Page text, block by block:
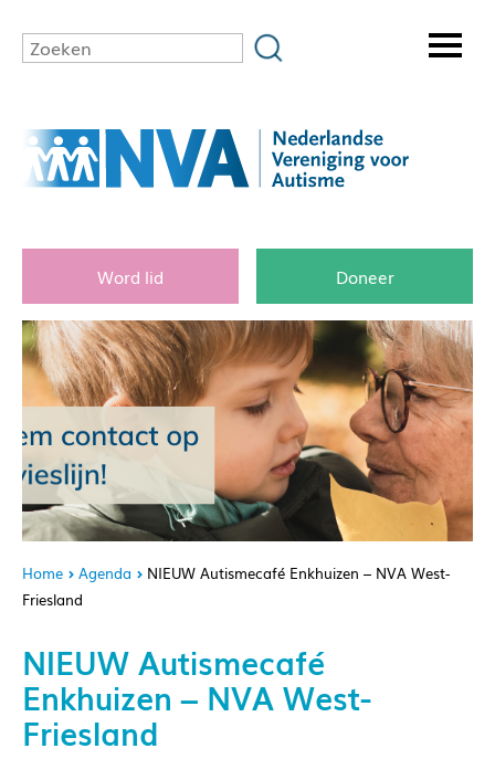
Word lid Doneer
Home Agenda
NIEUW Autismecafé Enkhuizen – NVA West-
Friesland
NIEUW Autismecafé
Enkhuizen – NVA West-
Friesland